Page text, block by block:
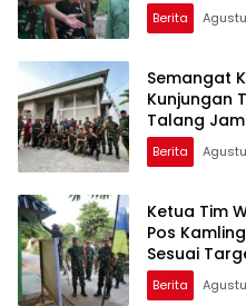
Berita
Semangat
Kunjungan
Talang
Berita
Ketua Tim
Pos
Sesuai
Berita